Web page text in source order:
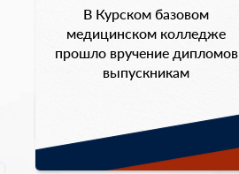
В Курском базовом
медицинском колледже
прошло вручение дипломов
выпускникам